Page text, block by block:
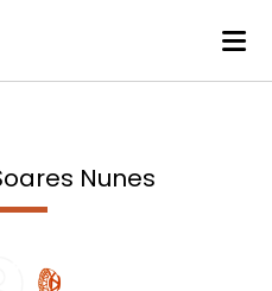
Nunes